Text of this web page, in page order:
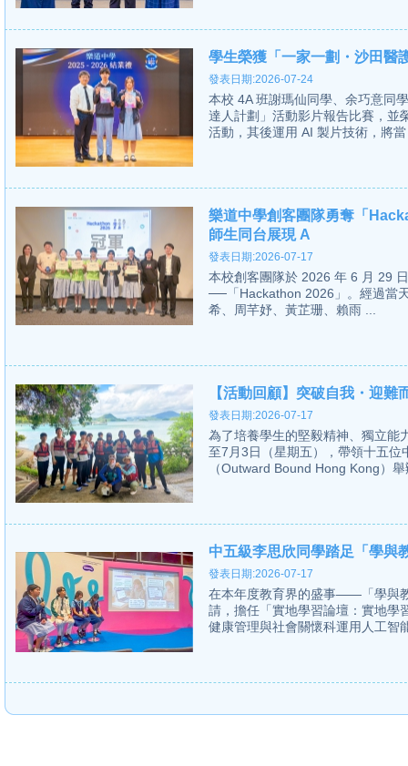
學生榮獲「一家一劃・沙田醫
發表日期:2026-07-24
本校 4A 班謝瑪仙同學、余巧意同
達人計劃」活動影片報告比賽，並
活動，其後運用 AI 製片技術，將
樂道中學創客團隊勇奪「
師生同台展現 A
發表日期:2026-07-17
本校創客團隊於 2026 年 6 月 29
──「Hackathon 2026」。經過當
希、周芊妤、黃芷珊、賴雨 ...
【活動回顧】突破自我・迎
發表日期:2026-07-17
為了培養學生的堅毅精神、獨立能
至7月3日（星期五），帶領十五
（Outward Bound Hong Kong）
中五級李思欣同學踏足「學與
發表日期:2026-07-17
在本年度教育界的盛事——「學與
請，擔任「實地學習論壇：實地學
健康管理與社會關懷科運用人工智